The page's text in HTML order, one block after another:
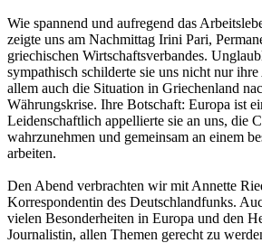
Wie spannend und aufregend das
zeigte uns am Nachmittag Irini Pari,
griechischen Wirtschaftsverbandes.
sympathisch schilderte sie uns nicht nur
allem auch die Situation in Griechenland
Währungskrise. Ihre Botschaft: Europa ist
Leidenschaftlich appellierte sie an uns, die
wahrzunehmen und gemeinsam an einem
arbeiten.
Den Abend verbrachten wir mit Annette
Korrespondentin des Deutschlandfunks.
vielen Besonderheiten in Europa und den
Journalistin, allen Themen gerecht zu